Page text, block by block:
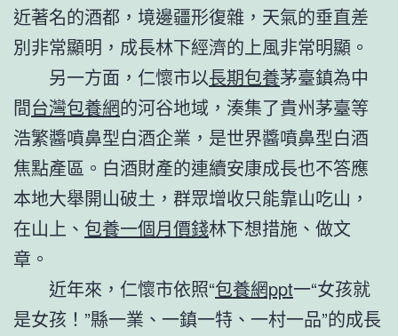
近著名的酒都，境邊疆形復雜，天氣的垂直差
別非常顯明，成長林下經濟的上風非常明顯。
另一方面，仁懷市以長期包養茅臺鎮為中
間台灣包養網的河谷地域，湊集了貴州茅臺等
浩繁醬噴鼻型白酒企業，是世界醬噴鼻型白酒
焦點產區。白酒財產的連續安康成長也不答應
本地大舉開山破土，群眾增收只能靠山吃山，
在山上、 包養一個月價錢林下想措施、做文
章。
近年來，仁懷市依照“包養網ppt一“女孩就
是女孩！”縣一業、一鎮一特、一村一品”的成長